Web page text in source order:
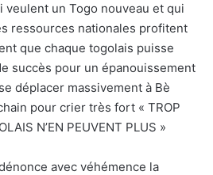
veulent un Togo nouveau et qui
ressources nationales profitent
que chaque togolais puisse
succès pour un épanouissement
déplacer massivement à Bè
pour crier très fort « TROP
N’EN PEUVENT PLUS »
avec véhémence la